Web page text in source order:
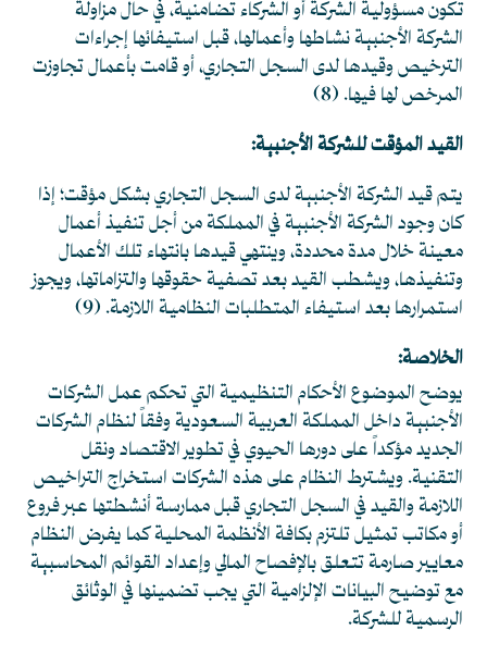
تكون مسؤولية الشركة أو الشركاء تضامنية، في حال مزاولة
الشركة الأجنبية نشاطها وأعمالها، قبل استيفائها إجراءات
الترخيص وقيدها لدى السجل التجاري، أو قامت بأعمال تجاوزت
المرخص لها فيها. (8)
القيد المؤقت للشركة الأجنبية:
يتم قيد الشركة الأجنبية لدى السجل التجاري بشكل مؤقت؛ إذا
كان وجود الشركة الأجنبية في المملكة من أجل تنفيذ أعمال
معينة خلال مدة محددة، وينتهي قيدها بانتهاء تلك الأعمال
وتنفيذها، ويشطب القيد بعد تصفية حقوقها والتزاماتها، ويجوز
استمرارها بعد استيفاء المتطلبات النظامية اللازمة. (9)
الخلاصة:
يوضح الموضوع الأحكام التنظيمية التي تحكم عمل الشركات
الأجنبية داخل المملكة العربية السعودية وفقاً لنظام الشركات
الجديد مؤكداً على دورها الحيوي في تطوير الاقتصاد ونقل
التقنية. ويشترط النظام على هذه الشركات استخراج التراخيص
اللازمة والقيد في السجل التجاري قبل ممارسة أنشطتها عبر فروع
أو مكاتب تمثيل تلتزم بكافة الأنظمة المحلية كما يفرض النظام
معايير صارمة تتعلق بالإفصاح المالي وإعداد القوائم المحاسبية
مع توضيح البيانات الإلزامية التي يجب تضمينها في الوثائق
الرسمية للشركة.